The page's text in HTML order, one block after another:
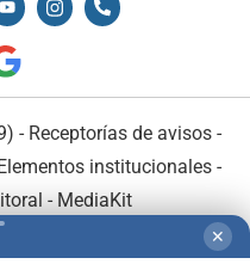
- Receptorías de avisos -
institucionales-
- MediaKit
✕